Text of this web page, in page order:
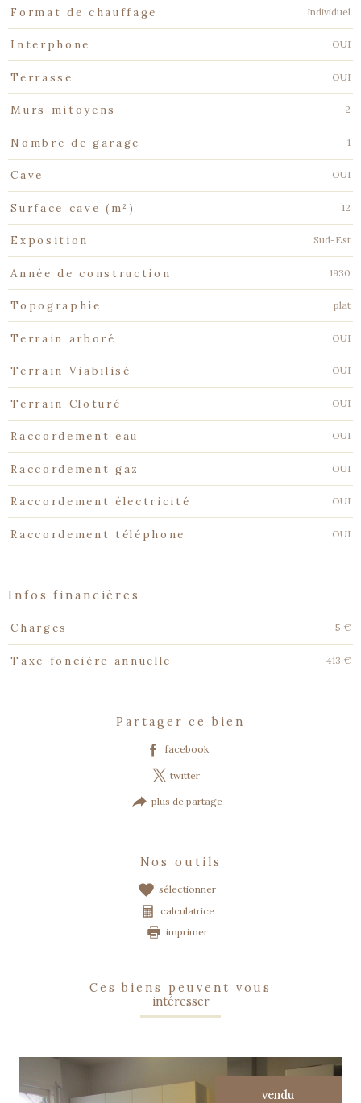
Format de chauffage Individuel
Interphone OUI
Terrasse OUI
Murs mitoyens 2
Nombre de garage 1
Cave OUI
Surface cave (m²) 12
Exposition Sud-Est
Année de construction 1930
Topographie plat
Terrain arboré OUI
Terrain Viabilisé OUI
Terrain Cloturé OUI
Raccordement eau OUI
Raccordement gaz OUI
Raccordement électricité OUI
Raccordement téléphone OUI
infos financières
Caractéristiques
Charges 5 €
Taxe foncière annuelle 413 €
partager ce bien
facebook
twitter
plus de partage
nos outils
sélectionner
calculatrice
imprimer
ces biens peuvent vous
intéresser
vendu